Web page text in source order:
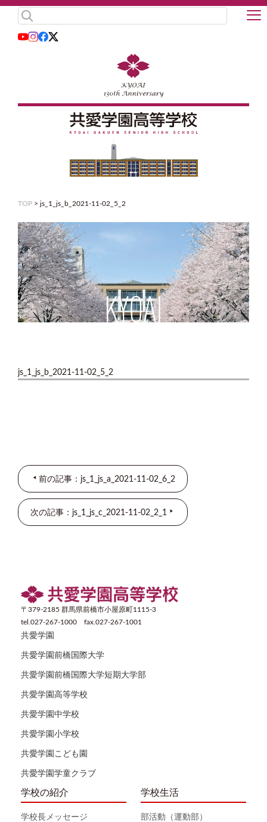
TOP > js_1_js_b_2021-11-02_5_2
js_1_js_b_2021-11-02_5_2
前の記事：js_1_js_a_2021-11-02_6_2
次の記事：js_1_js_c_2021-11-02_2_1
〒379-2185 群馬県前橋市小屋原町1115-3
tel.027-267-1000 fax.027-267-1001
共愛学園
共愛学園前橋国際大学
共愛学園前橋国際大学短期大学部
共愛学園高等学校
共愛学園中学校
共愛学園小学校
共愛学園こども園
共愛学園学童クラブ
学校の紹介
学校長メッセージ
学校生活
部活動（運動部）